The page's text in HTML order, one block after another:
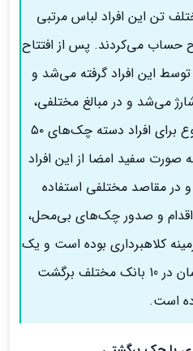
تن این افراد لباس مرتبی
حساب می‌کردند. پس از افتتاح
این افراد گرفته می‌شد و
می‌شد و در مبالغ مختلفی،
پس از اطمینان از این موضوع برای افراد دسته چک‌های ۵۰
سفید امضا از این افراد
در مقاصد مختلفی استفاده
و صدور چک‌های بی‌محل،
کلاهبرداری بوده است و یک
هزار و دویست میلیارد تومان در 10 بانک‌ مختلف برگشت
است.